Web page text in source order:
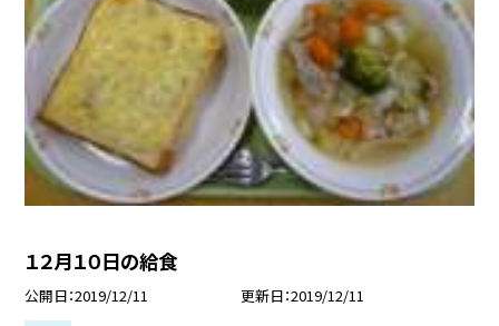
１２月１０日の給食
公開日 2019/12/11 更新日 2019/12/11